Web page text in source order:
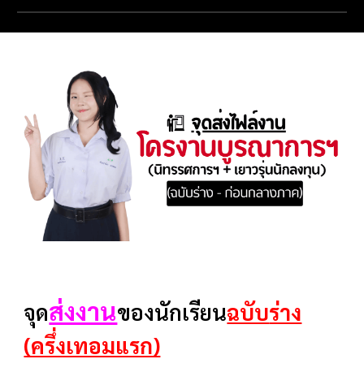
จุดส่งงานของนักเรียนฉบับร่าง
(ครึ่งเทอมแรก)